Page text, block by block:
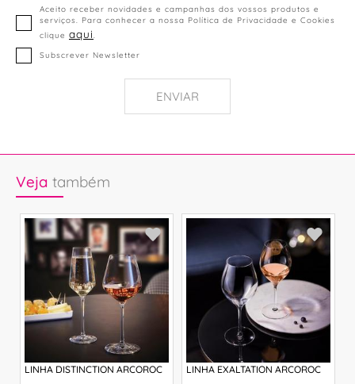
Aceito receber novidades e campanhas dos vossos produtos e
serviços. Para conhecer a nossa Política de Privacidade e Cookies
clique aqui.
Subscrever Newsletter
ENVIAR
Veja também
LINHA DISTINCTION ARCOROC LINHA EXALTATION ARCOROC